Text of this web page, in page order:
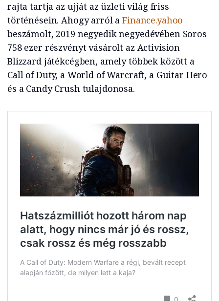
rajta tartja az ujját az üzleti világ friss
történésein. Ahogy arról aFinance.yahoo
beszámolt, 2019 negyedik negyedévében Soros
758 ezer részvényt vásárolt az Activision
Blizzard játékcégben, amely többek között a
Call of Duty, a World of Warcraft, a Guitar Hero
és a Candy Crush tulajdonosa.